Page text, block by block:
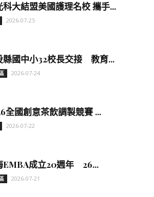
科大結盟美國護理名校 攜手...
2026-07-25
縣國中小32校長交接 教育...
2026-07-24
全國創意茶飲調製競賽 ...
2026-07-22
EMBA成立20週年 26...
2026-07-21